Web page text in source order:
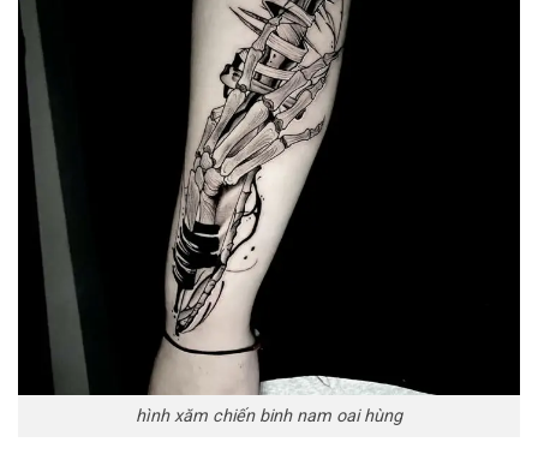
hình xăm chiến binh nam oai hùng